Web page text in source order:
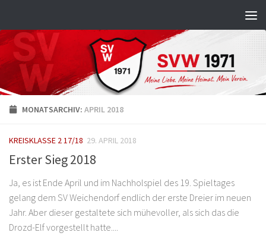
MONATSARCHIV: APRIL 2018
KREISKLASSE 2 17/18 29. APRIL 2018
Erster Sieg 2018
Ja, es ist Ende April und im Nachholspiel des 19. Spieltages
gelang dem SV Weichendorf endlich der erste Dreier im neuen
Jahr. Aber dieser gestaltete sich mühevoller, als sich das die
Drozd-Elf vorgestellt hatte....